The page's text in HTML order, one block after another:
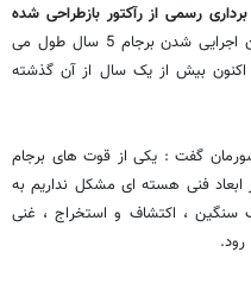
رسمی از رآکتور بازطراحی شده
طبق قرارداد بنا بود که از زمان اجرایی شدن برجام 5 سال طول می
اکنون بیش از یک سال از آن گذشته
گفت : یکی از قوت های برجام
فنی هسته ای مشکل نداریم به
سنگین ، اکتشاف و استخراج ، غنی